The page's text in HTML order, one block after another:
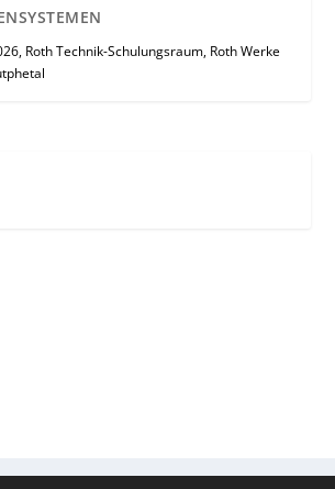
Roth Technik-Schulungsraum, Roth Werke